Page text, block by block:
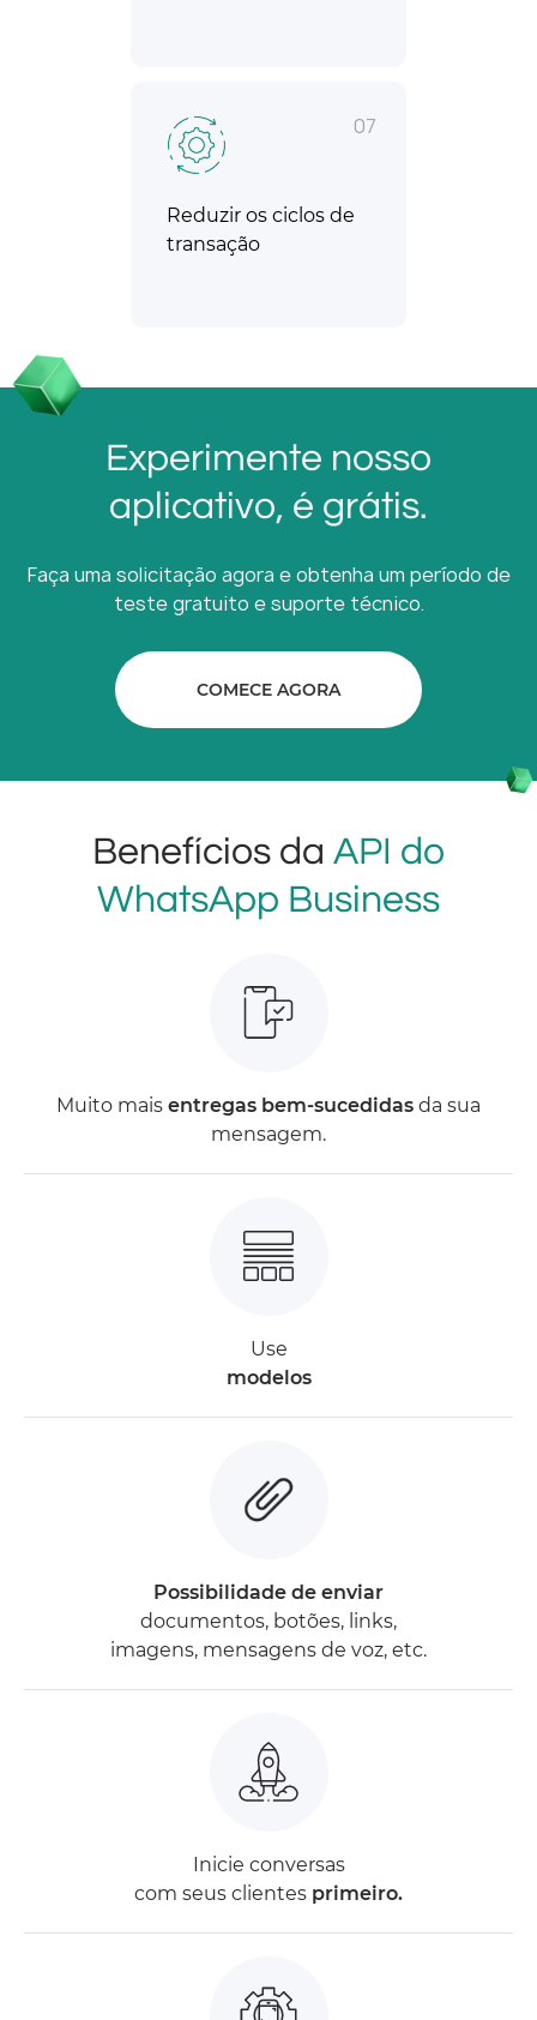
07
Reduzir os ciclos de
transação
Experimente nosso
aplicativo, é grátis.
Faça uma solicitação agora e obtenha um período de
teste gratuito e suporte técnico.
COMECE AGORA
Benefícios da API do
WhatsApp Business
Muito mais entregas bem-sucedidas da sua
mensagem.
Use
modelos
Possibilidade de enviar
documentos, botões, links,
imagens, mensagens de voz, etc.
Inicie conversas
com seus clientes primeiro.